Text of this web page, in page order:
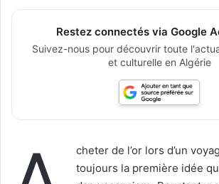
Restez connectés via Google
Suivez-nous pour découvrir toute
et culturelle en Algérie
cheter de l’or lors d’un
toujours la première idée